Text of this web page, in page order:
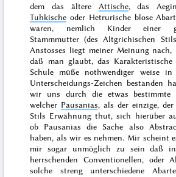
dem das ältere Attische, das
Tuhkische oder Hetrurische blose
waren, nemlich Kinder einer
Stammmutter (des Altgrichischen
Anstosses liegt meiner Meinung
daß man glaubt, das Karakteristische
Schule müße nothwendiger weise in
Unterscheidungs-Zeichen bestanden
wir uns durch die etwas bestimmte
welcher Pausanias, als der einzige, der
Stils Erwähnung thut, sich hierüber
ob Pausanias die Sache also
haben, als wir es nehmen. Mir scheint
mir sogar unmöglich zu sein daß in
herrschenden Conventionellen, oder
solche streng unterschiedene